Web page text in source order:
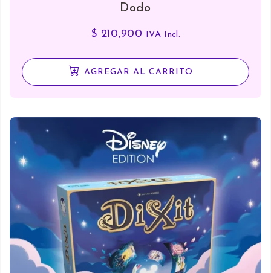
Dodo
$ 210,900 IVA Incl.
AGREGAR AL CARRITO